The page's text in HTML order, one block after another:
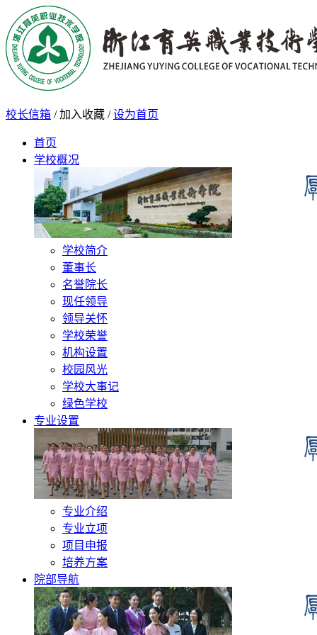
校长信箱 / 加入收藏 / 设为首页
首页
学校概况
学校简介
董事长
名誉院长
现任领导
领导关怀
学校荣誉
机构设置
校园风光
学校大事记
绿色学校
专业设置
专业介绍
专业立项
项目申报
培养方案
院部导航